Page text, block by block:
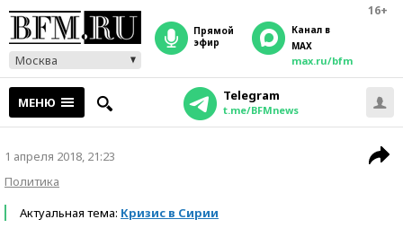
16+
Москва
прямой
эфир
Канал в
MAX
max.ru/bfm
МЕНЮ Telegram
t.me/BFMnews
1 апреля 2018, 21:23
Политика
Актуальная тема: Кризис в Сирии